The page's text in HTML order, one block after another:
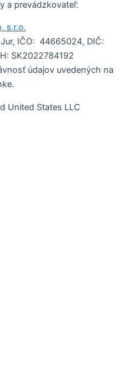
a prevádzkovateľ:
s.r.o.
IČO: 44665024, DIČ:
SK2022784192
údajov uvedených na
United States LLC